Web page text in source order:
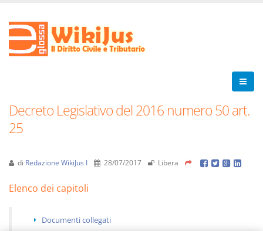
Decreto Legislativo del 2016 numero 50 art.
25
di Redazione WikiJus I 28/07/2017 Libera
Elenco dei capitoli
Documenti collegati